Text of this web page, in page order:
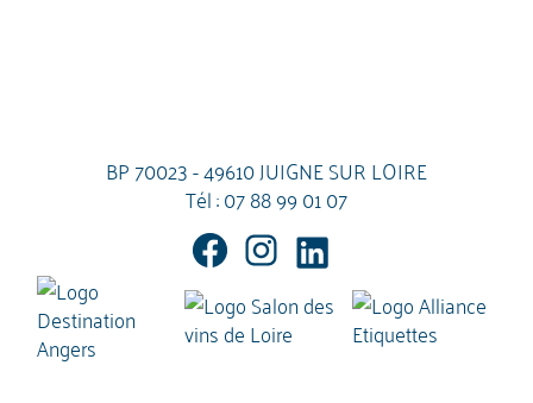
BP 70023 - 49610 JUIGNE SUR LOIRE
Tél :07 88 99 01 07